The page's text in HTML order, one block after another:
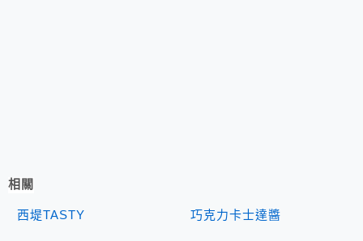
相關
西堤TASTY 巧克力卡士達醬